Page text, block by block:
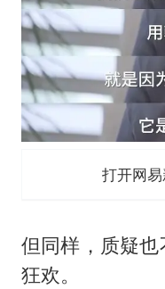
打开网
但同样，质疑
狂欢。